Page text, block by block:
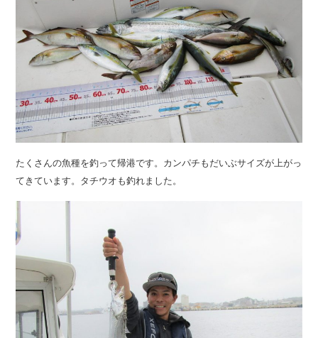
新艇・展示艇情報 中古艇情報
求人情報
たくさんの魚種を釣って帰港です。カンパチもだいぶサイズが上がっ
てきています。タチウオも釣れました。